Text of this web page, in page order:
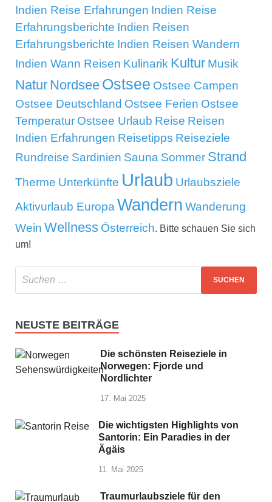
Indien Reise Erfahrungen Indien Reise
Erfahrungsberichte Indien Reisen
Erfahrungsberichte Indien Reisen Wandern
Indien Wann Reisen Kulinarik Kultur Musik
Natur Nordsee Ostsee Ostsee Campen
Ostsee Deutschland Ostsee Ferien Ostsee
Temperatur Ostsee Urlaub Reise Reisen
Indien Erfahrungen Reisetipps Reiseziele
Rundreise Sardinien Sauna Sommer Strand
Therme Unterkünfte Urlaub Urlaubsziele
Aktivurlaub Europa Wandern Wanderung
Wein Wellness Österreich. Bitte schauen Sie sich
um!
NEUSTE BEITRÄGE
Die schönsten Reiseziele in
Norwegen: Fjorde und
Nordlichter
17. Mai 2025
Die wichtigsten Highlights von
Santorin: Ein Paradies in der
Ägäis
11. Mai 2025
Traumurlaubsziele für den